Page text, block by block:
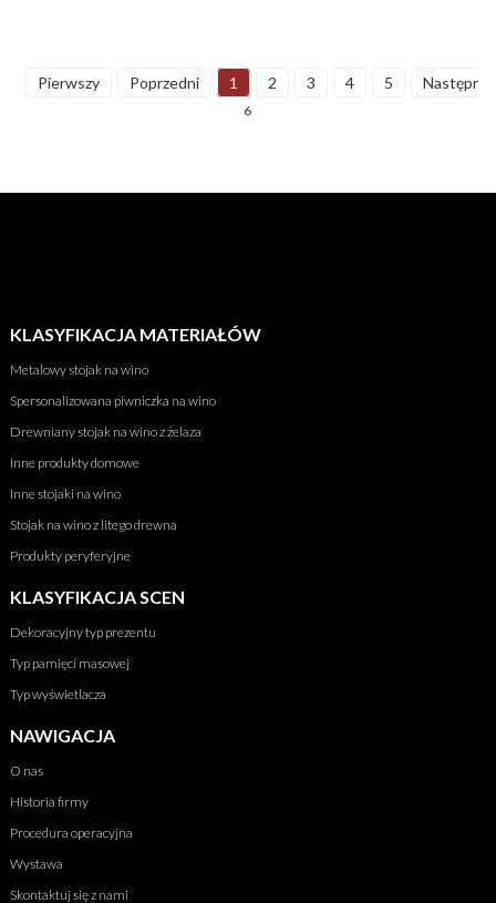
Pierwszy Poprzedni 1 2 3 4 5 Następny
6
KLASYFIKACJA MATERIAŁÓW
Metalowy stojak na wino
Spersonalizowana piwniczka na wino
Drewniany stojak na wino z żelaza
Inne produkty domowe
Inne stojaki na wino
Stojak na wino z litego drewna
Produkty peryferyjne
KLASYFIKACJA SCEN
Dekoracyjny typ prezentu
Typ pamięci masowej
Typ wyświetlacza
NAWIGACJA
O nas
Historia firmy
Procedura operacyjna
Wystawa
Skontaktuj się z nami